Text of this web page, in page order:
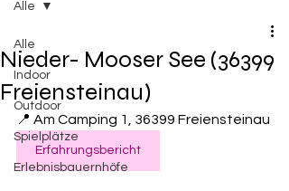
Alle
Indoor
Outdoor
Spielplätze
Erlebnisbauernhöfe
Alle
Nieder- Mooser See (36399
Freiensteinau)
📍 Am Camping 1, 36399 Freiensteinau
Erfahrungsbericht